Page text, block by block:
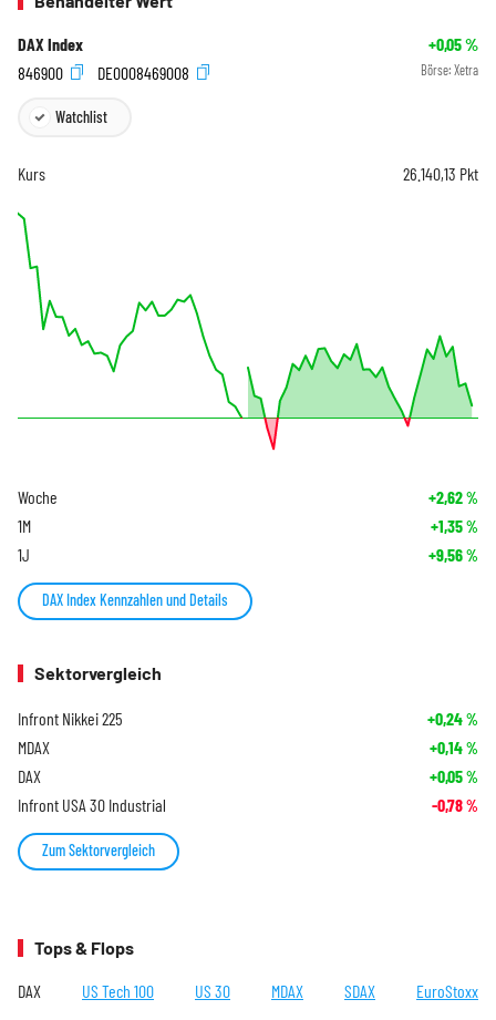
DAX Index +0,05%
846900
DE0008469008 Börse: Xetra
Watchlist
Kurs 26.140,13 Pkt
Woche +2,62%
1M +1,35%
1J +9,56%
DAX Index Kennzahlen und Details
Sektorvergleich
Infront Nikkei 225 +0,24%
MDAX +0,14%
DAX +0,05%
Infront USA 30 Industrial -0,78%
Zum Sektorvergleich
Tops & Flops
DAX US Tech 100 US 30 MDAX SDAX EuroStoxx